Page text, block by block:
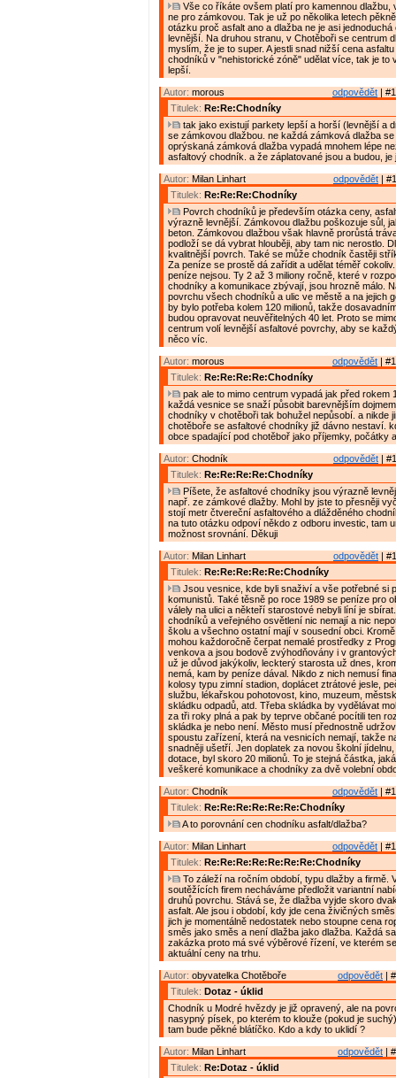
Vše co říkáte ovšem platí pro kamennou dlažbu,
ne pro zámkovou. Tak je už po několika letech
otázku proč asfalt ano a dlažba ne je asi jednoduchá
levnější. Na druhou stranu, v Chotěboři se centrum
myslím, že je to super. A jestli snad nižší cena
chodníků v "nehistorické zóně" udělat více, tak je to
lepší.
odpovědět |
Autor: morous
Titulek: Re:Re:Chodníky
tak jako existují parkety lepší a horší (levnější a
se zámkovou dlažbou. ne každá zámková dlažba
oprýskaná zámková dlažba vypadá mnohem lépe
asfaltový chodník. a že záplatované jsou a budou, je
odpovědět |
Autor: Milan Linhart
Titulek: Re:Re:Re:Chodníky
Povrch chodníků je především otázka ceny,
výrazně levnější. Zámkovou dlažbu poškozuje sůl,
beton. Zámkovou dlažbou však hlavně prorůstá
podloží se dá vybrat hlouběji, aby tam nic nerostlo.
kvalitnější povrch. Také se může chodník častěji
Za peníze se prostě dá zařídit a udělat téměř
peníze nejsou. Ty 2 až 3 miliony ročně, které v
chodníky a komunikace zbývají, jsou hrozně málo.
povrchu všech chodníků a ulic ve městě a na jejich
by bylo potřeba kolem 120 milionů, takže
budou opravovat neuvěřitelných 40 let. Proto se
centrum volí levnější asfaltové povrchy, aby se
něco víc.
odpovědět |
Autor: morous
Titulek: Re:Re:Re:Re:Chodníky
pak ale to mimo centrum vypadá jak před rokem
každá vesnice se snaží působit barevnějším
chodníky v chotěboři tak bohužel nepůsobí. a nikde
chotěboře se asfaltové chodníky již dávno nestaví.
obce spadající pod chotěboř jako příjemky, počátky
odpovědět |
Autor: Chodník
Titulek: Re:Re:Re:Re:Chodníky
Píšete, že asfaltové chodníky jsou výrazně
např. ze zámkové dlažby. Mohl by jste to přesněji
stojí metr čtvereční asfaltového a dlážděného
na tuto otázku odpoví někdo z odboru investic, tam
možnost srovnání. Děkuji
odpovědět |
Autor: Milan Linhart
Titulek: Re:Re:Re:Re:Re:Chodníky
Jsou vesnice, kde byli snaživí a vše potřebné si
komunistů. Také těsně po roce 1989 se peníze pro
válely na ulici a někteří starostové nebyli líní je
chodníků a veřejného osvětlení nic nemají a nic
školu a všechno ostatní mají v sousední obci.
mohou každoročně čerpat nemalé prostředky z
venkova a jsou bodově zvýhodňovány i v
už je důvod jakýkoliv, leckterý starosta už dnes,
nemá, kam by peníze dával. Nikdo z nich nemusí
kolosy typu zimní stadion, doplácet ztrátové jesle,
službu, lékařskou pohotovost, kino, muzeum,
skládku odpadů, atd. Třeba skládka by vydělávat
za tři roky plná a pak by teprve občané pocítili ten
skládka je nebo není. Město musí přednostně
spoustu zařízení, která na vesnicích nemají, takže
snadněji ušetří. Jen doplatek za novou školní
dotace, byl skoro 20 milionů. To je stejná částka,
veškeré komunikace a chodníky za dvě volební
odpovědět |
Autor: Chodník
Titulek: Re:Re:Re:Re:Re:Re:Chodníky
A to porovnání cen chodníku asfalt/dlažba?
odpovědět |
Autor: Milan Linhart
Titulek: Re:Re:Re:Re:Re:Re:Re:Chodníky
To záleží na ročním období, typu dlažby a firmě.
soutěžících firem necháváme předložit variantní
druhů povrchu. Stává se, že dlažba vyjde skoro
asfalt. Ale jsou i období, kdy jde cena živičných
jich je momentálně nedostatek nebo stoupne cena
směs jako směs a není dlažba jako dlažba. Každá
zakázka proto má své výběrové řízení, ve kterém
aktuální ceny na trhu.
odpovědět |
Autor: obyvatelka Chotěboře
Titulek: Dotaz - úklid
Chodník u Modré hvězdy je již opravený, ale na
nasypný písek, po kterém to klouže (pokud je
tam bude pěkné blátíčko. Kdo a kdy to uklidí ?
odpovědět |
Autor: Milan Linhart
Titulek: Re:Dotaz - úklid